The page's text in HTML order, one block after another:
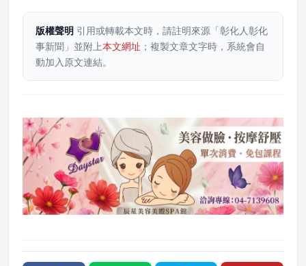
版權聲明 引用或轉載本文時，請註明來源「彰化人彰化
事新聞」並附上本文網址 ；複製文章文字時，系統會自
動加入原文連結。